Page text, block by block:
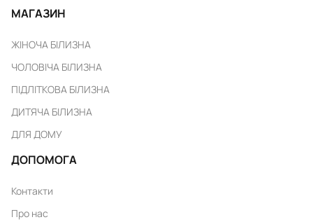
МАГАЗИН
ЖІНОЧА БІЛИЗНА
ЧОЛОВІЧА БІЛИЗНА
ПІДЛІТКОВА БІЛИЗНА
ДИТЯЧА БІЛИЗНА
ДЛЯ ДОМУ
ДОПОМОГА
Контакти
Про нас